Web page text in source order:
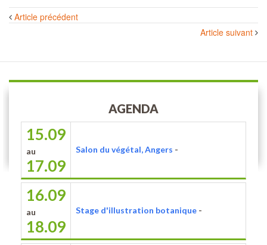
Navigation
articles
Article précédent
Article suivant
AGENDA
15.09
au
17.09
Salon du végétal, Angers -
16.09
au
18.09
Stage d'illustration botanique -